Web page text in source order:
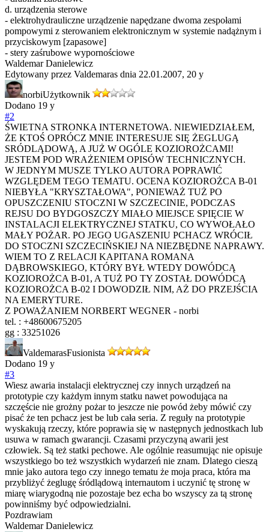
d. urządzenia sterowe
- elektrohydrauliczne urządzenie napędzane dwoma zespołami
pompowymi z sterowaniem elektronicznym w systemie nadążnym i
przyciskowym [zapasowe]
- stery zaśrubowe wypornościowe
Waldemar Danielewicz
Edytowany przez Valdemaras dnia 22.01.2007, 20 y
norbiUżytkownik
Dodano 19 y
#2
ŚWIETNA STRONKA INTERNETOWA. NIEWIEDZIAŁEM,
ŻE KTOŚ OPRÓCZ MNIE INTERESUJE SIĘ ŻEGLUGĄ
SRÓDLĄDOWĄ, A JUŻ W OGÓLE KOZIOROŻCAMI!
JESTEM POD WRAŻENIEM OPISÓW TECHNICZNYCH.
W JEDNYM MUSZE TYLKO AUTORA POPRAWIĆ
WZGLĘDEM TEGO TEMATU. OCENA KOZIOROŻCA B-01
NIEBYŁA "KRYSZTAŁOWA", PONIEWAŻ TUŻ PO
OPUSZCZENIU STOCZNI W SZCZECINIE, PODCZAS
REJSU DO BYDGOSZCZY MIAŁO MIEJSCE SPIĘCIE W
INSTALACJI ELEKTRYCZNEJ STATKU, CO WYWOŁAŁO
MAŁY POŻAR. PO JEGO UGASZENIU PCHACZ WRÓCIŁ
DO STOCZNI SZCZECIŃSKIEJ NA NIEZBĘDNE NAPRAWY.
WIEM TO Z RELACJI KAPITANA ROMANA
DĄBROWSKIEGO, KTÓRY BYŁ WTEDY DOWÓDCĄ
KOZIOROŻCA B-01, A TUŻ PO TY ZOSTAŁ DOWÓDCĄ
KOZIOROŻCA B-02 I DOWODZIŁ NIM, AŻ DO PRZEJŚCIA
NA EMERYTURE.
Z POWAŻANIEM NORBERT WEGNER - norbi
tel. : +48600675205
gg : 33251026
ValdemarasFusionista
Dodano 19 y
#3
Wiesz awaria instalacji elektrycznej czy innych urządzeń na
prototypie czy każdym innym statku nawet powodująca na
szczęście nie grożny pożar to jeszcze nie powód żeby mówić czy
pisać że ten pchacz jest be lub cała seria. Z reguły na prototypie
wyskakują rzeczy, które poprawia się w następnych jednostkach lub
usuwa w ramach gwarancji. Czasami przyczyną awarii jest
człowiek. Są też statki pechowe. Ale ogólnie reasumując nie opisuje
wszystkiego bo też wszystkich wydarzeń nie znam. Dlatego cieszą
mnie jako autora tego czy innego tematu że moja praca, która ma
przybliżyć żeglugę śródlądową internautom i uczynić tę stronę w
miarę wiarygodną nie pozostaje bez echa bo wszyscy za tą stronę
powinniśmy być odpowiedzialni.
Pozdrawiam
Waldemar Danielewicz